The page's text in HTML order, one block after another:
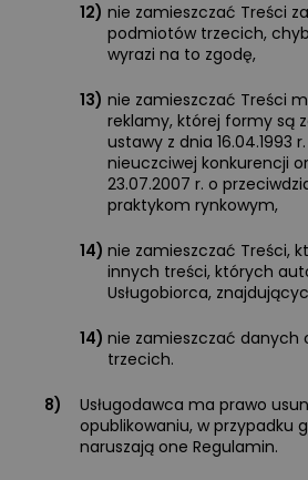
12) nie zamieszczać Treści
podmiotów trzecich,
wyrazi na to zgodę,
13) nie zamieszczać Treści
reklamy, której formy są
ustawy z dnia 16.04.1993
nieuczciwej konkurencji
23.07.2007 r. o
praktykom rynkowym,
14) nie zamieszczać Treści,
innych treści, których
Usługobiorca,
14) nie zamieszczać danych
trzecich.
8)
Usługodawca ma prawo
opublikowaniu, w przypadku
naruszają one Regulamin.